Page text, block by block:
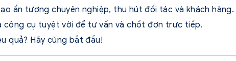
ấn tượng chuyên nghiệp, thu hút đối tác và khách hàng.
công cụ tuyệt vời để tư vấn và chốt đơn trực tiếp.
quả? Hãy cùng bắt đầu!